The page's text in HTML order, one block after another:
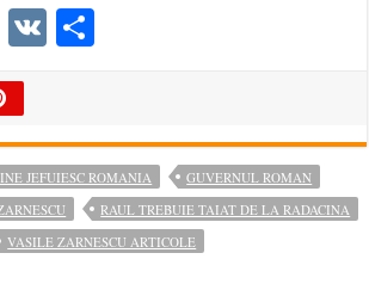
Twitter
VK
JEFUIESC ROMANIA
GUVERNUL ROMAN
RAUL TREBUIE TAIAT DE LA RADACINA
VASILE ZARNESCU ARTICOLE